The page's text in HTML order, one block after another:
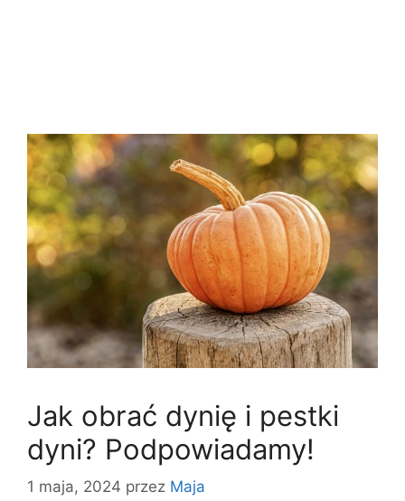
Jak obrać dynię i pestki
dyni? Podpowiadamy!
1 maja, 2024 przez Maja